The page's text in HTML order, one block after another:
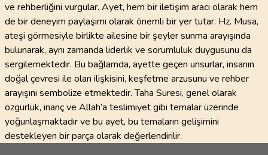
ve rehberliğini vurgular. Ayet, hem bir iletişim aracı olarak hem
de bir deneyim paylaşımı olarak önemli bir yer tutar. Hz. Musa,
ateşi görmesiyle birlikte ailesine bir şeyler sunma arayışında
bulunarak, aynı zamanda liderlik ve sorumluluk duygusunu da
sergilemektedir. Bu bağlamda, ayette geçen unsurlar, insanın
doğal çevresi ile olan ilişkisini, keşfetme arzusunu ve rehber
arayışını sembolize etmektedir. Taha Suresi, genel olarak
özgürlük, inanç ve Allah’a teslimiyet gibi temalar üzerinde
yoğunlaşmaktadır ve bu ayet, bu temaların gelişimini
destekleyen bir parça olarak değerlendirilir.